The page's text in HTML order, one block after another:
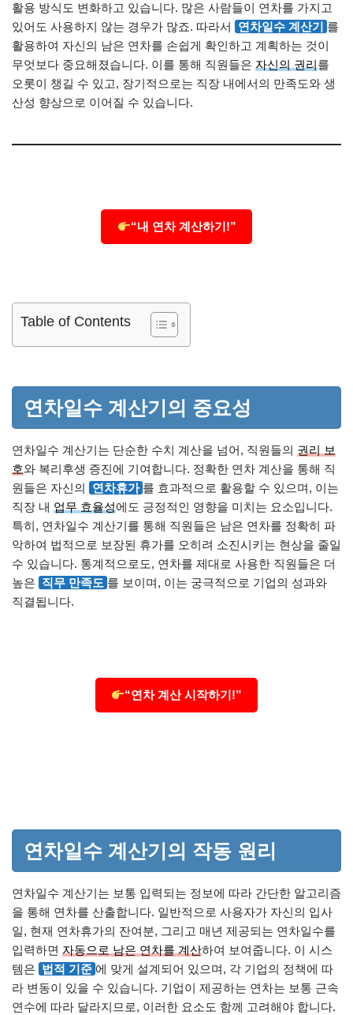
활용 방식도 변화하고 있습니다. 많은 사람들이 연차를 가지고
있어도 사용하지 않는 경우가 많죠. 따라서
연차일수 계산기 를
활용하여 자신의 남은 연차를 손쉽게 확인하고 계획하는 것이
무엇보다 중요해졌습니다. 이를 통해 직원들은 자신의 권리를
오롯이 챙길 수 있고, 장기적으로는 직장 내에서의 만족도와 생
산성 향상으로 이어질 수 있습니다.
“내 연차 계산하기!”
Table of Contents
연차일수 계산기의 중요성
연차일수 계산기는 단순한 수치 계산을 넘어, 직원들의 권리 보
호와 복리후생 증진에 기여합니다. 정확한 연차 계산을 통해 직
원들은 자신의
연차휴가 를 효과적으로 활용할 수 있으며, 이는
직장 내 업무 효율성에도 긍정적인 영향을 미치는 요소입니다.
특히, 연차일수 계산기를 통해 직원들은 남은 연차를 정확히 파
악하여 법적으로 보장된 휴가를 오히려 소진시키는 현상을 줄일
수 있습니다. 통계적으로도, 연차를 제대로 사용한 직원들은 더
높은 직무 만족도 를 보이며, 이는 궁극적으로 기업의 성과와
직결됩니다.
“연차 계산 시작하기!”
연차일수 계산기의 작동 원리
연차일수 계산기는 보통 입력되는 정보에 따라 간단한 알고리즘
을 통해 연차를 산출합니다. 일반적으로 사용자가 자신의 입사
일, 현재 연차휴가의 잔여분, 그리고 매년 제공되는 연차일수를
입력하면 자동으로 남은 연차를 계산하여 보여줍니다. 이 시스
템은 법적 기준 에 맞게 설계되어 있으며, 각 기업의 정책에 따
라 변동이 있을 수 있습니다. 기업이 제공하는 연차는 보통 근속
연수에 따라 달라지므로, 이러한 요소도 함께 고려해야 합니다.